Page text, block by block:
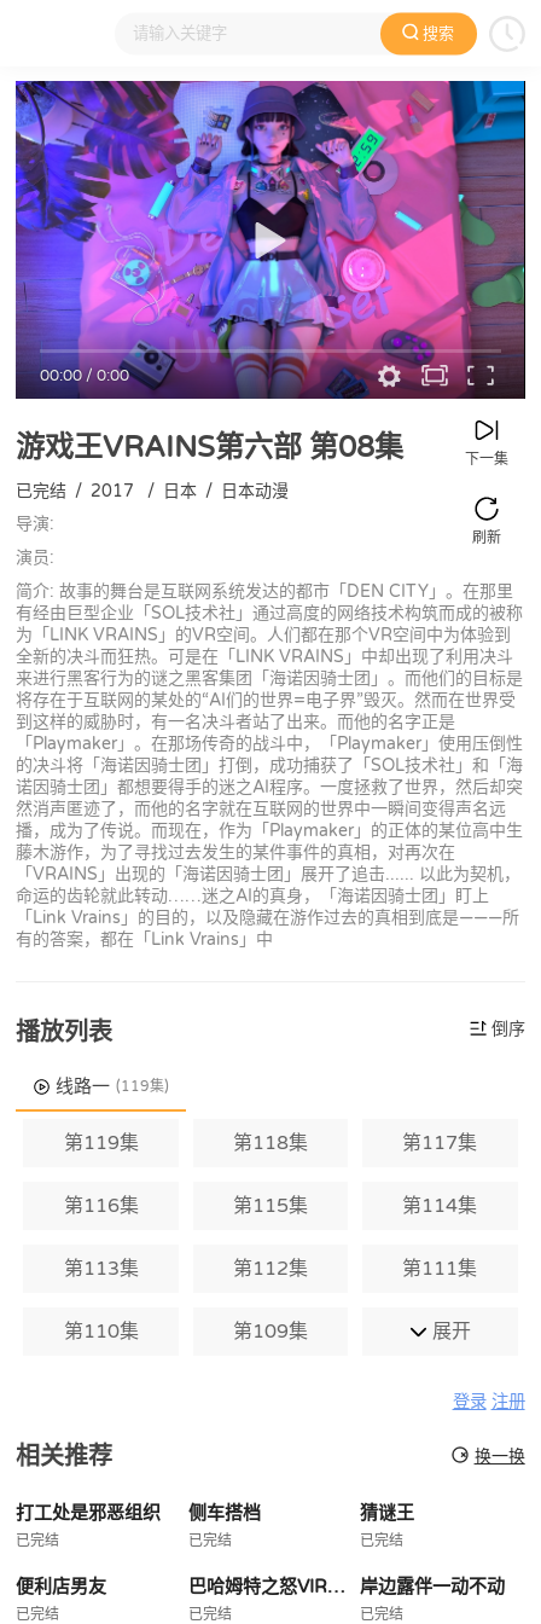
搜索
大家在看 日本动漫 国产动漫 欧美动漫 动漫电影
00:00/0:00
游戏王VRAINS第六部 第08集 下一集
刷新
已完结 / 2017 / 日本 / 日本动漫
导演:
演员:
简介: 故事的舞台是互联网系统发达的都市「DEN CITY」。在那里
有经由巨型企业「SOL技术社」通过高度的网络技术构筑而成的被称
为「LINK VRAINS」的VR空间。人们都在那个VR空间中为体验到
全新的决斗而狂热。可是在「LINK VRAINS」中却出现了利用决斗
来进行黑客行为的谜之黑客集团「海诺因骑士团」。而他们的目标是
将存在于互联网的某处的“AI们的世界=电子界”毁灭。然而在世界受
到这样的威胁时，有一名决斗者站了出来。而他的名字正是
「Playmaker」。在那场传奇的战斗中，「Playmaker」使用压倒性
的决斗将「海诺因骑士团」打倒，成功捕获了「SOL技术社」和「海
诺因骑士团」都想要得手的迷之AI程序。一度拯救了世界，然后却突
然消声匿迹了，而他的名字就在互联网的世界中一瞬间变得声名远
播，成为了传说。而现在，作为「Playmaker」的正体的某位高中生
藤木游作，为了寻找过去发生的某件事件的真相，对再次在
「VRAINS」出现的「海诺因骑士团」展开了追击...... 以此为契机，
命运的齿轮就此转动……迷之AI的真身，「海诺因骑士团」盯上
「Link Vrains」的目的，以及隐藏在游作过去的真相到底是———所
有的答案，都在「Link Vrains」中
播放列表 倒序
线路一 (119集)
第119集 第118集 第117集
第116集 第115集 第114集
第113集 第112集 第111集
第110集 第109集 展开
登录 注册
相关推荐 换一换
打工处是邪恶组织
已完结
侧车搭档
已完结
猜谜王
已完结
便利店男友
已完结
巴哈姆特之怒VIRGINSOUL
已完结
岸边露伴一动不动
已完结